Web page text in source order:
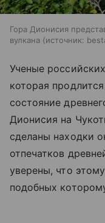
Гора Дионисия
вулкана
источник:
Ученые
которая продлится
состояние
Дионисия на
сделаны находки
отпечатков
уверены, что
подобных